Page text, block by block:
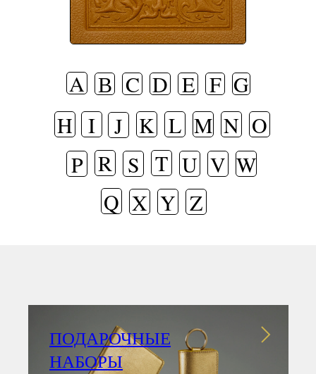
R
В
T
C E
D
S
A F G
I
H
P
J K L M N O
U V W
X Y Z
Q
ПОДАРОЧНЫЕ
НАБОРЫ